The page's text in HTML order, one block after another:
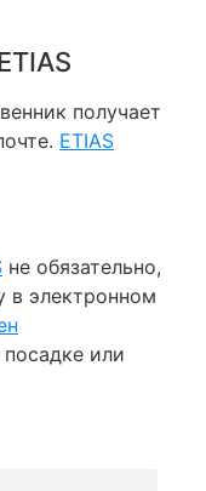
получает
ETIAS
не обязательно,
в электронном
или